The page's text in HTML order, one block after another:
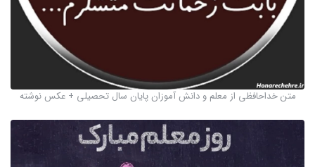
متن خداحافظی از معلم و دانش آموزان پایان سال تحصیلی + عکس نوشته